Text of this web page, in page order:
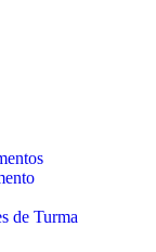
de Turma